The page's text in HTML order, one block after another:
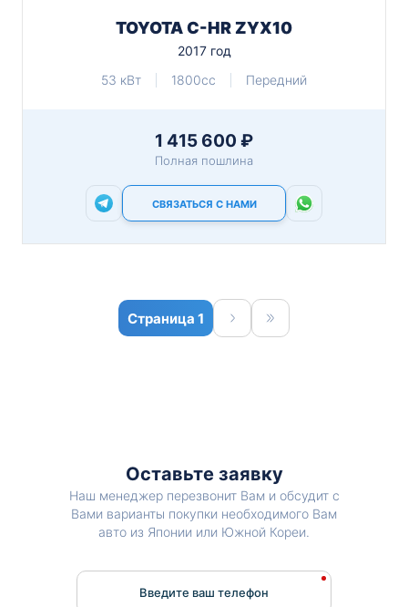
TOYOTA C-HR ZYX10
2017 год
53 кВт
1800cc Передний
1 415 600 ₽
Полная пошлина
СВЯЗАТЬСЯ С НАМИ
1
Оставьте заявку
Наш менеджер перезвонит Вам и обсудит с
Вами варианты покупки необходимого Вам
авто из Японии или Южной Кореи.
Введите ваш телефон